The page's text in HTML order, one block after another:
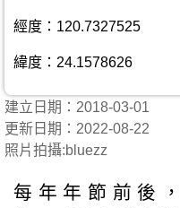
經度：120.7327525
緯度：24.1578626
建立日期：2018-03-01
更新日期：2022-08-22
照片拍攝:bluezz
每年年節前後